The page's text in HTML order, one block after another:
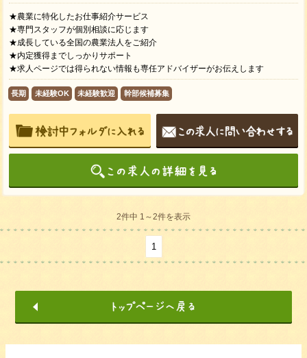
★農業に特化したお仕事紹介サービス
★専門スタッフが個別相談に応じます
★成長している全国の農業法人をご紹介
★内定獲得までしっかりサポート
★求人ページでは得られない情報も専任アドバイザーがお伝えします
長期 未経験OK 未経験歓迎 幹部候補募集
2件中 1～2件を表示
1